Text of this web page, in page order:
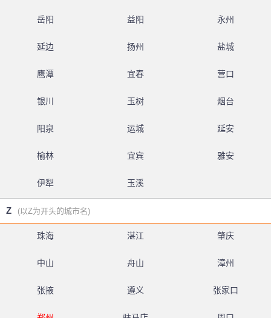
岳阳 益阳 永州
延边 扬州 盐城
鹰潭 宜春 营口
银川 玉树 烟台
阳泉 运城 延安
榆林 宜宾 雅安
伊犁 玉溪
Z (以Z为开头的城市名)
珠海 湛江 肇庆
中山 舟山 漳州
张掖 遵义 张家口